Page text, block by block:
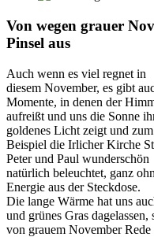
Von wegen grauer
Pinsel aus
Auch wenn es viel regnet in
diesem November, es gibt
Momente, in denen der
aufreißt und uns die Sonne
goldenes Licht zeigt und zum
Beispiel die Irlicher Kirche
Peter und Paul wunderschön
natürlich beleuchtet, ganz
Energie aus der Steckdose.
Die lange Wärme hat uns
und grünes Gras
von grauem November Rede